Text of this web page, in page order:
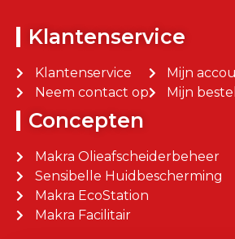
Klantenservice
Klantenservice
Neem contact op
Mijn
Mijn
Concepten
Makra Olieafscheiderbeheer
Sensibelle Huidbescherming
Makra EcoStation
Makra Facilitair